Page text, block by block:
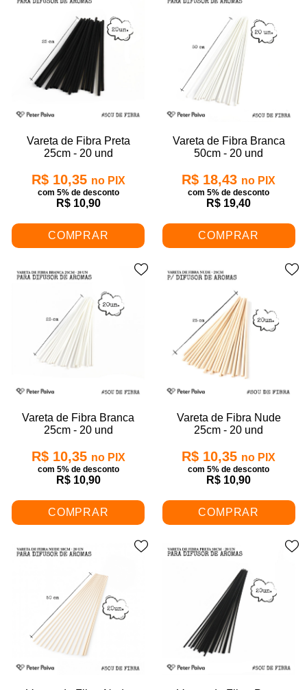
Vareta de Fibra Preta
25cm - 20 und
R$ 10,35 no PIX
com 5% de desconto
R$ 10,90
COMPRAR
Vareta de Fibra Branca
50cm - 20 und
R$ 18,43 no PIX
com 5% de desconto
R$ 19,40
COMPRAR
Vareta de Fibra Branca
25cm - 20 und
R$ 10,35 no PIX
com 5% de desconto
R$ 10,90
COMPRAR
Vareta de Fibra Nude
25cm - 20 und
R$ 10,35 no PIX
com 5% de desconto
R$ 10,90
COMPRAR